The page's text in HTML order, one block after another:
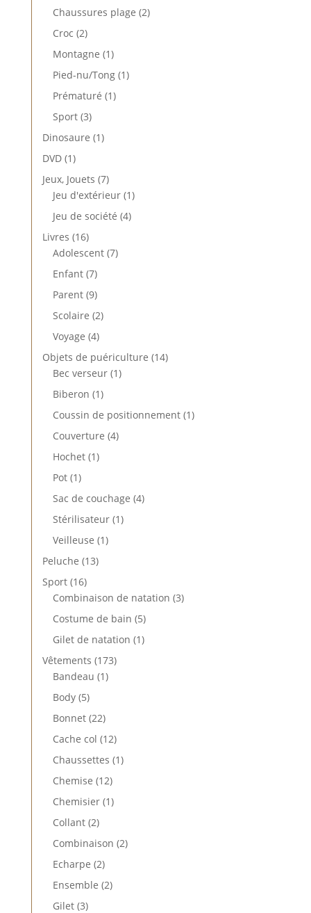
Chaussures plage 22
Croc 22
produits
Montagne 11
produit
Pied-nu/Tong 11
Prématuré 11
Sport 33
produits
Dinosaure 11
DVD 11
produit
Jeux, Jouets 77
produits
Jeu d'extérieur 11
Jeu de société 44
Livres 1616
produits
Adolescent 77
Enfant 77
produits
Parent 99
produits
Scolaire 22
Voyage 44
produits
Objets de puériculture 1414
Bec verseur 11
Biberon 11
produit
Coussin de positionnement 11
Couverture 44
Hochet 11
Pot 11
produit
Sac de couchage 44
Stérilisateur 11
Veilleuse 11
Peluche 1313
Sport 1616
produits
Combinaison de natation 33
Costume de bain 55
produits
Gilet de natation 11
Vêtements 173173
Bandeau 11
Body 55
produits
Bonnet 2222
produits
Cache col 1212
produits
Chaussettes 11
Chemise 1212
produits
Chemisier 11
Collant 22
produits
Combinaison 22
Echarpe 22
produits
Ensemble 22
Gilet 33